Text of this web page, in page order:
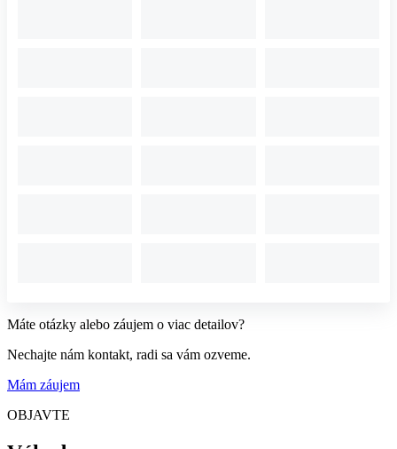
Máte otázky alebo záujem o viac detailov?
Nechajte nám kontakt, radi sa vám ozveme.
Mám záujem
OBJAVTE